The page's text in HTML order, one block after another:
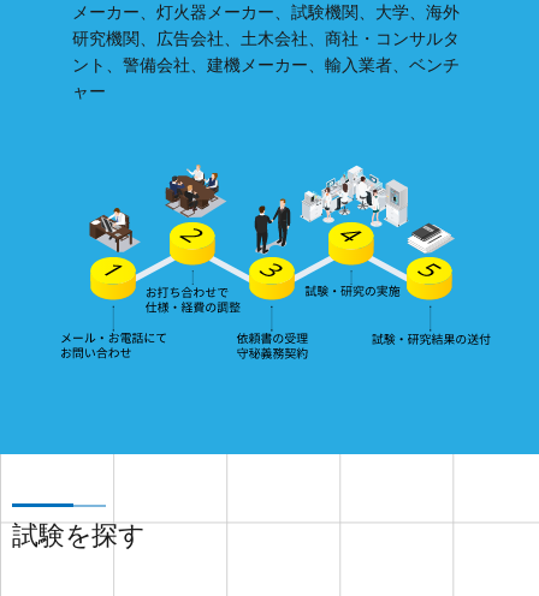
メーカー、灯火器メーカー、試験機関、大学、海外
研究機関、広告会社、土木会社、商社・コンサルタ
ント、警備会社、建機メーカー、輸入業者、ベンチ
ャー
試験を探す